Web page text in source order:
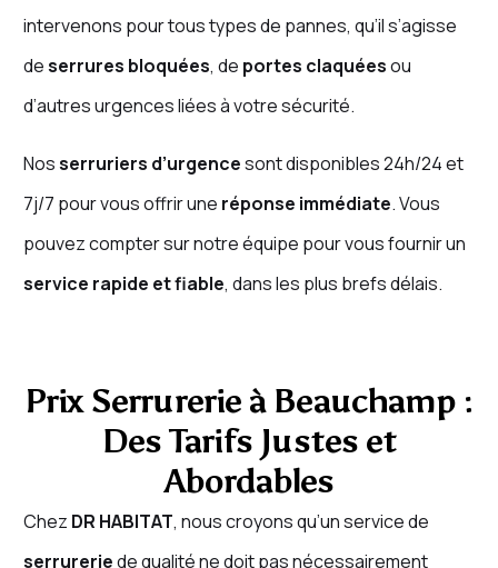
intervenons pour tous types de pannes, qu’il s’agisse
deserrures bloquées, de portes claquéesou
d’autres urgences liées à votre sécurité.
Nosserruriers d’urgencesont disponibles 24h/24 et
7j/7 pour vous offrir une réponse immédiate. Vous
pouvez compter sur notre équipe pour vous fournir un
service rapide et fiable, dans les plus brefs délais.
Prix Serrurerie à Beauchamp :
Des Tarifs Justes et
Abordables
Chez DR HABITAT, nous croyons qu’un service de
serrureriede qualité ne doit pas nécessairement